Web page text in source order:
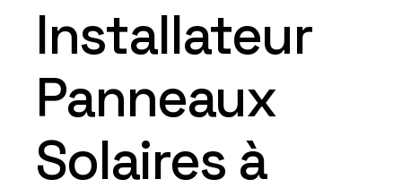
Installateur
Panneaux
Solaires à